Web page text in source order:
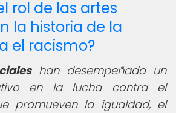
rol de las artes
la historia de la
el racismo?
han desempeñado un
en la lucha contra el
promueven la igualdad, el